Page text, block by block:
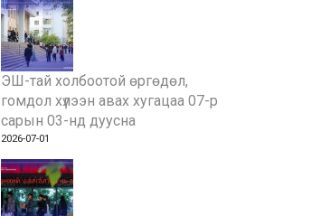
ЭШ-тай холбоотой өргөдөл,
гомдол хүлээн авах хугацаа 07-р
сарын 03-нд дуусна
2026-07-01